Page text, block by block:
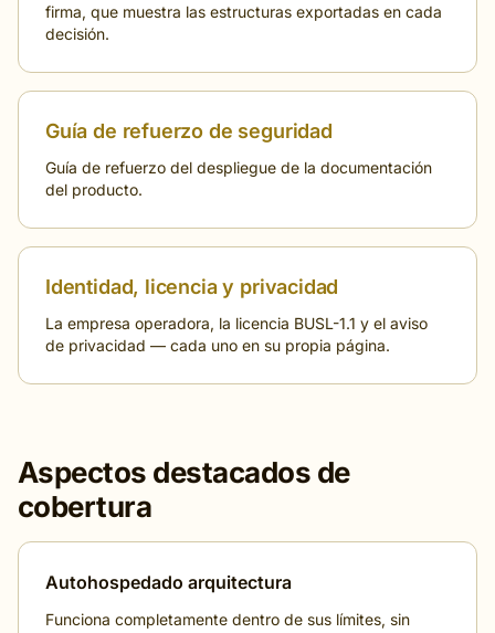
firma, que muestra las estructuras exportadas en cada
decisión.
Guía de refuerzo de seguridad
Guía de refuerzo del despliegue de la documentación
del producto.
Identidad, licencia y privacidad
La empresa operadora, la licencia BUSL-1.1 y el aviso
de privacidad — cada uno en su propia página.
Aspectos destacados de
cobertura
Autohospedado arquitectura
Funciona completamente dentro de sus límites, sin